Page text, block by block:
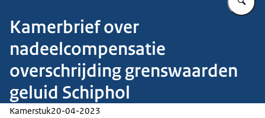
Kamerbrief over
nadeelcompensatie
overschrijding grenswaarden
geluid Schiphol
Kamerstuk20-04-2023